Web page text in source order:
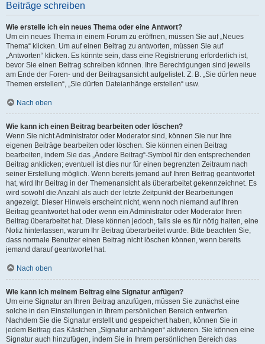
Beiträge schreiben
Wie erstelle ich ein neues Thema oder eine Antwort?
Um ein neues Thema in einem Forum zu eröffnen, müssen Sie auf „Neues
Thema“ klicken. Um auf einen Beitrag zu antworten, müssen Sie auf
„Antworten“ klicken. Es könnte sein, dass eine Registrierung erforderlich ist,
bevor Sie einen Beitrag schreiben können. Ihre Berechtigungen sind jeweils
am Ende der Foren- und der Beitragsansicht aufgelistet. Z. B. „Sie dürfen neue
Themen erstellen“, „Sie dürfen Dateianhänge erstellen“ usw.
Nach oben
Wie kann ich einen Beitrag bearbeiten oder löschen?
Wenn Sie nicht Administrator oder Moderator sind, können Sie nur Ihre
eigenen Beiträge bearbeiten oder löschen. Sie können einen Beitrag
bearbeiten, indem Sie das „Ändere Beitrag“-Symbol für den entsprechenden
Beitrag anklicken; eventuell ist dies nur für einen begrenzten Zeitraum nach
seiner Erstellung möglich. Wenn bereits jemand auf Ihren Beitrag geantwortet
hat, wird Ihr Beitrag in der Themenansicht als überarbeitet gekennzeichnet. Es
wird sowohl die Anzahl als auch der letzte Zeitpunkt der Bearbeitungen
angezeigt. Dieser Hinweis erscheint nicht, wenn noch niemand auf Ihren
Beitrag geantwortet hat oder wenn ein Administrator oder Moderator Ihren
Beitrag überarbeitet hat. Diese können jedoch, falls sie es für nötig halten, eine
Notiz hinterlassen, warum Ihr Beitrag überarbeitet wurde. Bitte beachten Sie,
dass normale Benutzer einen Beitrag nicht löschen können, wenn bereits
jemand darauf geantwortet hat.
Nach oben
Wie kann ich meinem Beitrag eine Signatur anfügen?
Um eine Signatur an Ihren Beitrag anzufügen, müssen Sie zunächst eine
solche in den Einstellungen in Ihrem persönlichen Bereich entwerfen.
Nachdem Sie die Signatur erstellt und gespeichert haben, können Sie in
jedem Beitrag das Kästchen „Signatur anhängen“ aktivieren. Sie können eine
Signatur auch hinzufügen, indem Sie in Ihrem persönlichen Bereich das